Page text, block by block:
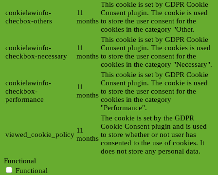
cookielawinfo-
checbox-others
11
months
This cookie is set by GDPR Cookie
Consent plugin. The cookie is used
to store the user consent for the
cookies in the category "Other.
cookielawinfo-
checkbox-necessary
11
months
This cookie is set by GDPR Cookie
Consent plugin. The cookies is used
to store the user consent for the
cookies in the category "Necessary".
cookielawinfo-
checkbox-
performance
11
months
This cookie is set by GDPR Cookie
Consent plugin. The cookie is used
to store the user consent for the
cookies in the category
"Performance".
viewed_cookie_policy
11
months
The cookie is set by the GDPR
Cookie Consent plugin and is used
to store whether or not user has
consented to the use of cookies. It
does not store any personal data.
Functional
Functional